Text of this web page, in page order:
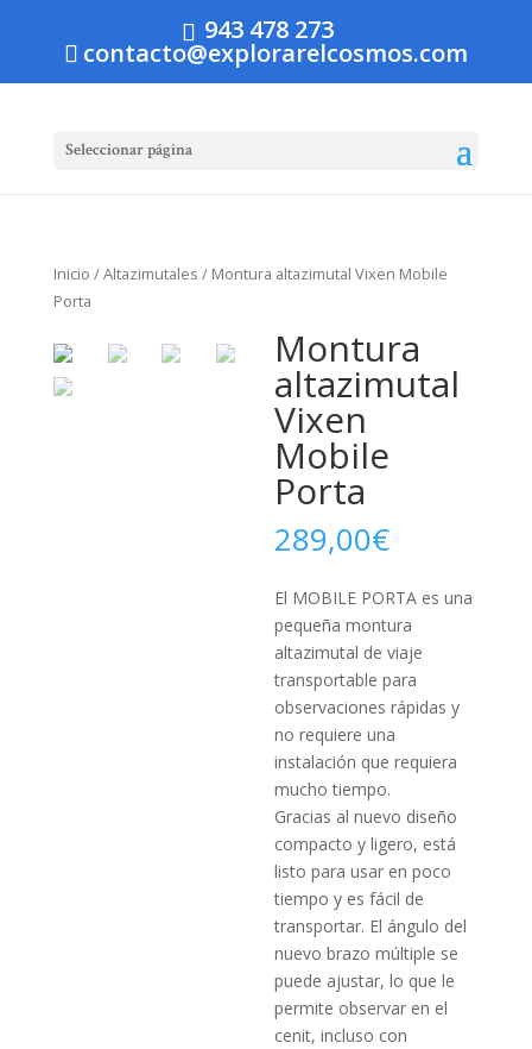
943 478 273
contacto@explorarelcosmos.com
Seleccionar página
Inicio /Altazimutales / Montura altazimutal Vixen Mobile
Porta
Montura
altazimutal
Vixen
Mobile
Porta
289,00€
El MOBILE PORTA es una
pequeña montura
altazimutal de viaje
transportable para
observaciones rápidas y
no requiere una
instalación que requiera
mucho tiempo.
Gracias al nuevo diseño
compacto y ligero, está
listo para usar en poco
tiempo y es fácil de
transportar. El ángulo del
nuevo brazo múltiple se
puede ajustar, lo que le
permite observar en el
cenit, incluso con